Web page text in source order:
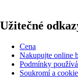
Užitečné
Cena
Nakupujte online
Podmínky
Soukromí a